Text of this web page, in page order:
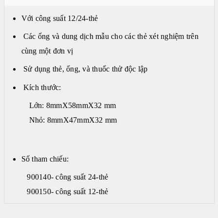
Với công suất 12/24-thẻ
Các ống và dung dịch mẫu cho các thẻ xét nghiệm trên
cùng một đơn vị
Sử dụng thẻ, ống, và thuốc thử độc lập
Kích thước:
Lớn: 8mmX58mmX32 mm
Nhỏ: 8mmX47mmX32 mm
Số tham chiếu:
900140- công suất 24-thẻ
900150- công suất 12-thẻ